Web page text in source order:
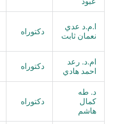
ا.م.د عدي
نعمان ثابت
دكتوراه
ام.د. رعد
احمد هادي
دكتوراه
د. طه
كمال
هاشم
دكتوراه